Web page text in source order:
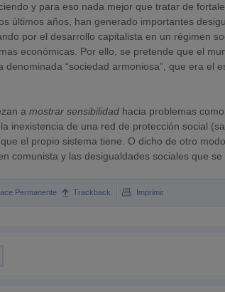
y para eso nada mejor que tratar de
últimos años, han generado importantes
por el desarrollo capitalista en un régimen
económicas. Por ello, se pretende que el
“sociedad armoniosa”, que era el
amostrar sensibilidad hacia problemas
inexistencia de una red de protección social
el propio sistema tiene. O dicho de otro
comunista y las desigualdades sociales que
Permanente Trackback Imprimir